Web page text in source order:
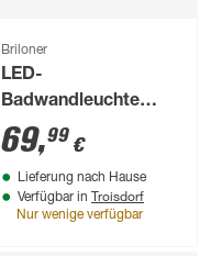
Briloner
LED-
Badwandleuchte
'Splash' 5,5 W 550
lm warmweiß 40 x
14 x 20,6 cm
69,99 €
Lieferung nach Hause
Verfügbar in Troisdorf
Nur wenige verfügbar